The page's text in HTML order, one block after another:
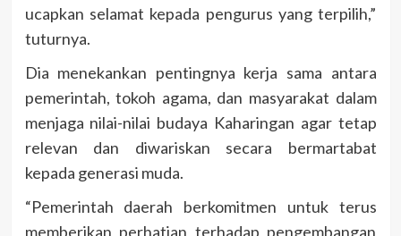
ucapkan selamat kepada pengurus yang terpilih,”
tuturnya.
Dia menekankan pentingnya kerja sama antara
pemerintah, tokoh agama, dan masyarakat dalam
menjaga nilai-nilai budaya Kaharingan agar tetap
relevan dan diwariskan secara bermartabat
kepada generasi muda.
“Pemerintah daerah berkomitmen untuk terus
memberikan perhatian terhadap pengembangan